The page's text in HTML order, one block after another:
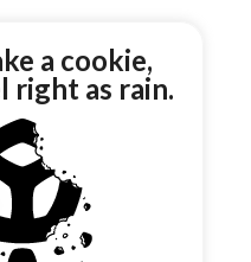
a cookie,
right as rain.